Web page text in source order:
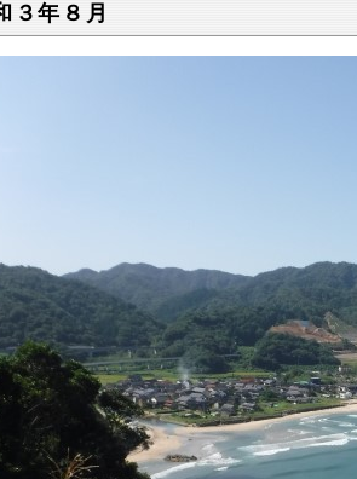
３年８月